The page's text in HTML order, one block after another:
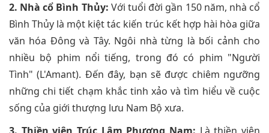
2. Nhà cổ Bình Thủy: Với tuổi đời gần 150 năm, nhà cổ
Bình Thủy là một kiệt tác kiến trúc kết hợp hài hòa giữa
văn hóa Đông và Tây. Ngôi nhà từng là bối cảnh cho
nhiều bộ phim nổi tiếng, trong đó có phim "Người
Tình" (L'Amant). Đến đây, bạn sẽ được chiêm ngưỡng
những chi tiết chạm khắc tinh xảo và tìm hiểu về cuộc
sống của giới thượng lưu Nam Bộ xưa.